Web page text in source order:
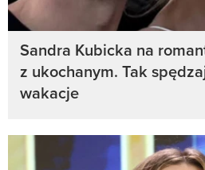
Sandra Kubicka na
z ukochanym. Tak
wakacje